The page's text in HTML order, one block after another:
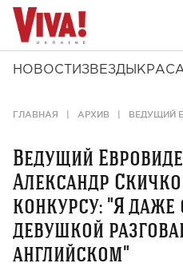
НОВОСТИ ЗВЕЗДЫ
ГЛАВНАЯ АРХИВ ВЕДУЩИЙ
Ведущий
Александр
конкурсу: "Я даже
девушкой
английском"